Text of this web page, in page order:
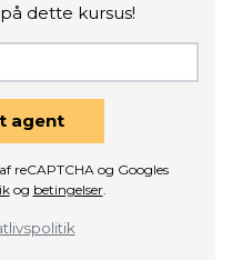
dette kursus!
agent
reCAPTCHA og Googles
og betingelser.